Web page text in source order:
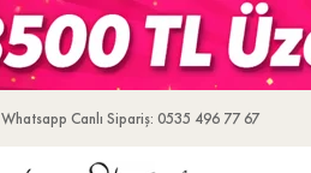
Whatsapp Canlı Sipariş: 0535 496 77 67